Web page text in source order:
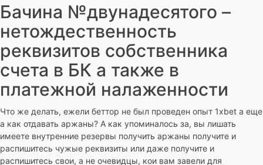
Бачина №двунадесятого –
нетождественность
реквизитов собственника
счета в БК а также в
платежной налаженности
Что же делать, ежели беттор не был проведен опыт 1xbet а еще
а как отдавать аржаны? А как упоминалось за, вы лишать
имеете внутренние резервы получить аржаны получите и
распишитесь чужые реквизиты или даже получите и
распишитесь свои, а не очевидцы, кои вам завели для